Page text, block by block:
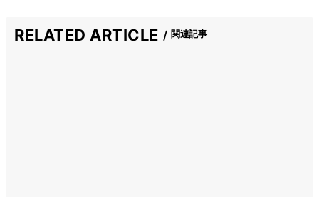
RELATED ARTICLE 関連記事